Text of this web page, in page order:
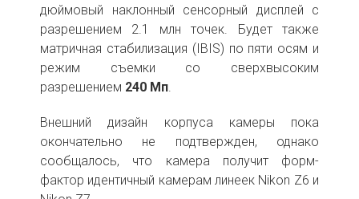
дюймовый наклонный сенсорный дисплей с
разрешением 2.1 млн точек. Будет также
матричная стабилизация (IBIS) по пяти осям и
режим съемки со сверхвысоким
разрешением 240 Мп.
Внешний дизайн корпуса камеры пока
окончательно не подтвержден, однако
сообщалось, что камера получит форм-
фактор идентичный камерам линеек Nikon Z6 и